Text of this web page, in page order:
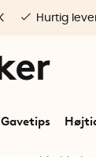
Gavetips
Hurtig